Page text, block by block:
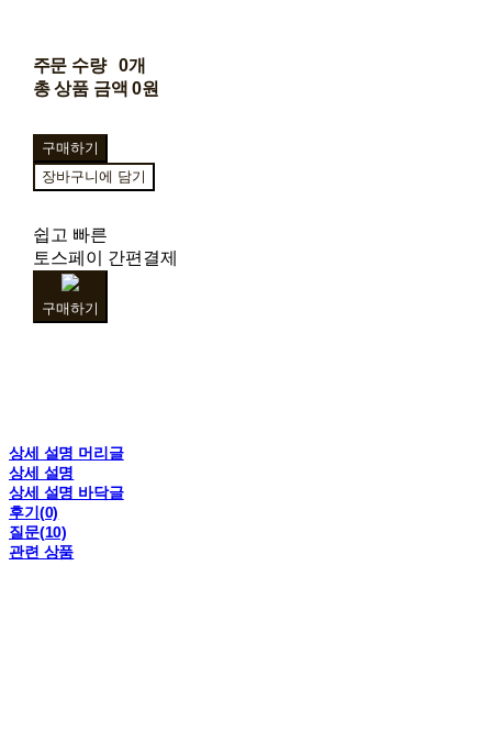
주문 수량
0개
총 상품 금액 0원
구매하기
장바구니에 담기
쉽고 빠른
토스페이 간편결제
구매하기
상세 설명 머리글
상세 설명
상세 설명 바닥글
후기(0)
질문(10)
관련 상품